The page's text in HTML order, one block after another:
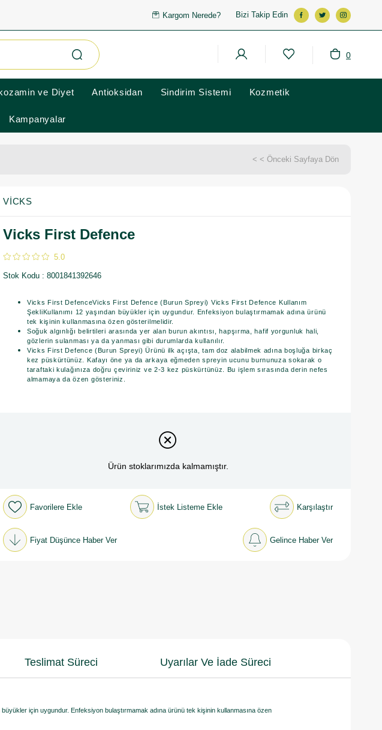
Kargom Nerede? Bizi Takip Edin
0
ve Diyet Antioksidan Sindirim Sistemi Kozmetik
Kampanyalar
< < Önceki Sayfaya Dön
VICKS
Vicks First Defence
5.0
Stok Kodu 8001841392646
Vicks First DefenceVicks First Defence (Burun Spreyi) Vicks First Defence Kullanım
ŞekliKullanımı 12 yaşından büyükler için uygundur. Enfeksiyon bulaştırmamak adına ürünü
tek kişinin kullanmasına özen gösterilmelidir.
Soğuk algınlığı belirtileri arasında yer alan burun akıntısı, hapşırma, hafif yorgunluk hali,
gözlerin sulanması ya da yanması gibi durumlarda kullanılır.
Vicks First Defence (Burun Spreyi) Ürünü ilk açışta, tam doz alabilmek adına boşluğa birkaç
kez püskürtünüz. Kafayı öne ya da arkaya eğmeden spreyin ucunu burnunuza sokarak o
taraftaki kulağınıza doğru çeviriniz ve 2-3 kez püskürtünüz. Bu işlem sırasında derin nefes
almamaya da özen gösteriniz.
Ürün stoklarımızda kalmamıştır.
Favorilere Ekle İstek Listeme Ekle Karşılaştır
Fiyat Düşünce Haber Ver Gelince Haber Ver
Teslimat Süreci Uyarılar Ve İade Süreci
için uygundur. Enfeksiyon bulaştırmamak adına ürünü tek kişinin kullanmasına özen